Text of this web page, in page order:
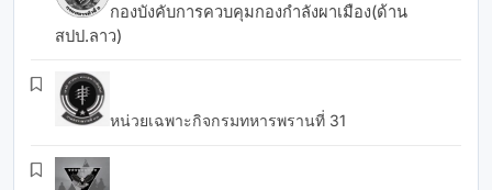
กองบังคับการควบคุมกองกำลังผาเมือง(ด้าน
สปป.ลาว)
หน่วยเฉพาะกิจกรมทหารพรานที่ 31